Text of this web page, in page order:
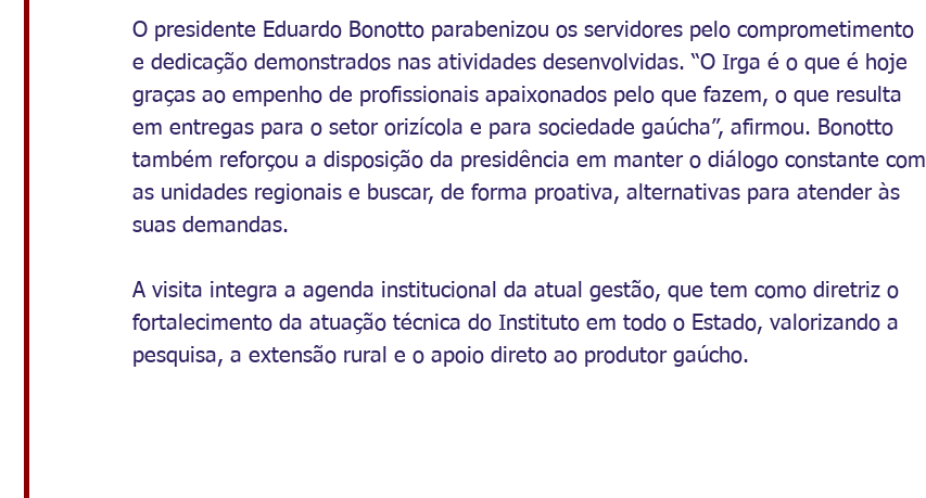
O presidente Eduardo Bonotto parabenizou os servidores pelo comprometimento
e dedicação demonstrados nas atividades desenvolvidas. “O Irga é o que é hoje
graças ao empenho de profissionais apaixonados pelo que fazem, o que resulta
em entregas para o setor orizícola e para sociedade gaúcha”, afirmou. Bonotto
também reforçou a disposição da presidência em manter o diálogo constante com
as unidades regionais e buscar, de forma proativa, alternativas para atender às
suas demandas.
A visita integra a agenda institucional da atual gestão, que tem como diretriz o
fortalecimento da atuação técnica do Instituto em todo o Estado, valorizando a
pesquisa, a extensão rural e o apoio direto ao produtor gaúcho.